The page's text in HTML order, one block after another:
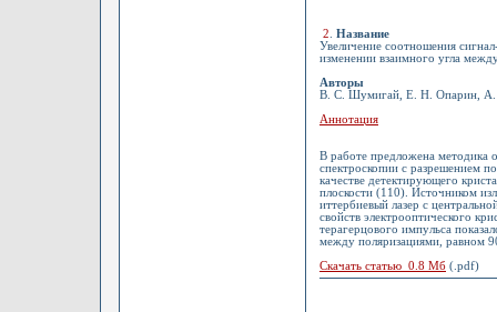
2
Название
Увеличение соотношения
изменении взаимного угла
Авторы
В. С. Шумигай, Е. Н. Опарин,
Аннотация
В работе предложена методика
спектроскопии с разрешением
качестве детектирующего
плоскости (110). Источником
иттербиевый лазер с
свойств электрооптического
терагерцового импульса
между поляризациями, равном
Скачать статью 0.8 Мб (.pdf)